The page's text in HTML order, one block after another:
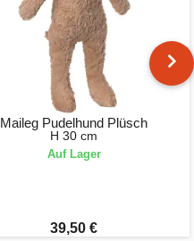
Maileg Pudelhund Plüsch
H 30 cm
Auf Lager
39,50 €